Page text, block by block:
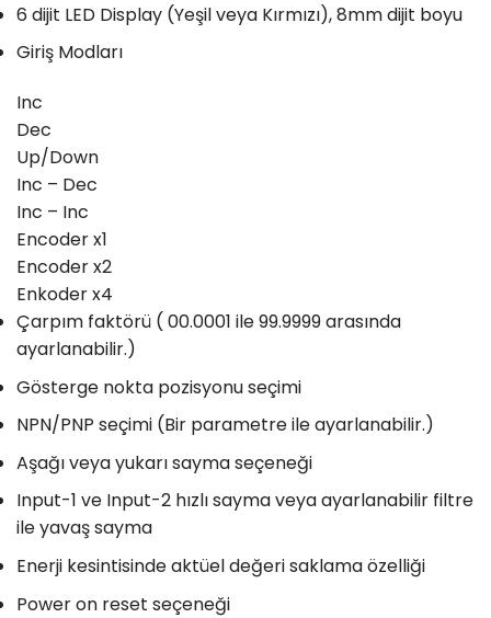
6 dijit LED Display (Yeşil veya Kırmızı), 8mm dijit boyu
Giriş Modları
Inc
Dec
Up/Down
Inc – Dec
Inc – Inc
Encoder x1
Encoder x2
Enkoder x4
Çarpım faktörü ( 00.0001 ile 99.9999 arasında
ayarlanabilir.)
Gösterge nokta pozisyonu seçimi
NPN/PNP seçimi (Bir parametre ile ayarlanabilir.)
Aşağı veya yukarı sayma seçeneği
Input-1 ve Input-2 hızlı sayma veya ayarlanabilir filtre
ile yavaş sayma
Enerji kesintisinde aktüel değeri saklama özelliği
Power on reset seçeneği